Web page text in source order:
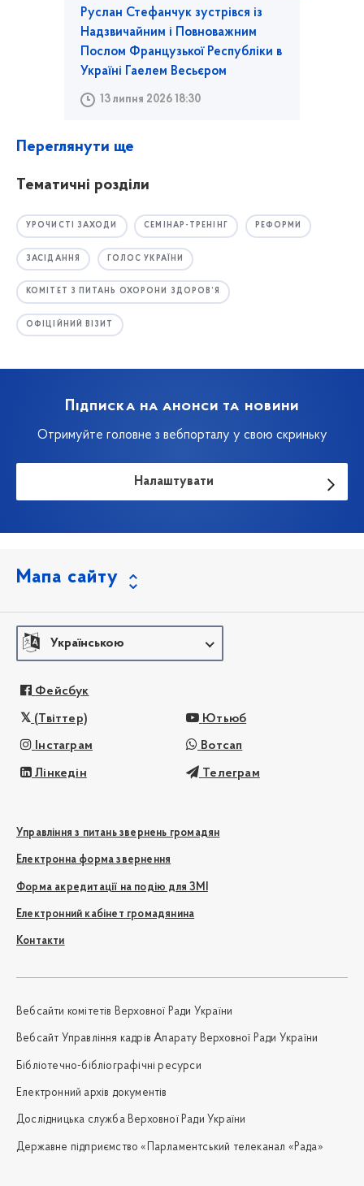
Руслан Стефанчук зустрівся із
Надзвичайним і Повноважним
Послом Французької Республіки в
Україні Гаелем Весьєром
13 липня 2026 18:30
Переглянути ще
Тематичні розділи
УРОЧИСТІ ЗАХОДИ СЕМІНАР-ТРЕНІНГ РЕФОРМИ
ЗАСІДАННЯ ГОЛОС УКРАЇНИ
КОМІТЕТ З ПИТАНЬ ОХОРОНИ ЗДОРОВ’Я
ОФІЦІЙНИЙ ВІЗИТ
Підписка на анонси та новини
Отримуйте головне з вебпорталу у свою скриньку
Налаштувати
Мапа сайту
Українською
Фейсбук
(Твіттер) Ютьюб
Інстаграм Вотсап
Лінкедін Телеграм
Управління з питань звернень громадян
Електронна форма звернення
Форма акредитації на подію для ЗМІ
Електронний кабінет громадянина
Контакти
Вебсайти комітетів Верховної Ради України
Вебсайт Управління кадрів Апарату Верховної Ради України
Бібліотечно-бібліографічні ресурси
Електронний архів документів
Дослідницька служба Верховної Ради України
Державне підприємство «Парламентський телеканал «Рада»